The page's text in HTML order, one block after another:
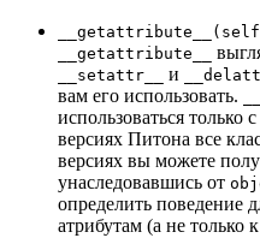
__getattribute__
__setattr__ и
вам его использовать.
использоваться только
версиях Питона все
версиях вы можете
унаследовавшись от
определить поведение
атрибутам (а не